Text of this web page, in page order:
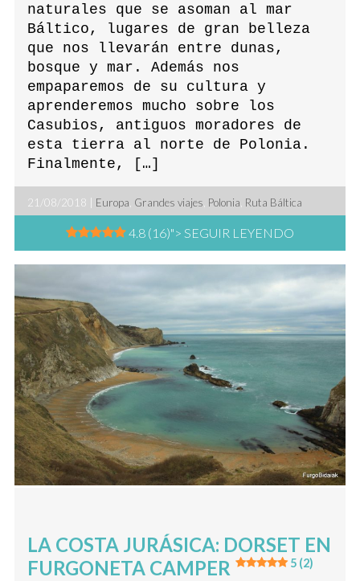
naturales que se asoman al mar
Báltico, lugares de gran belleza
que nos llevarán entre dunas,
bosque y mar. Además nos
empaparemos de su cultura y
aprenderemos mucho sobre los
Casubios, antiguos moradores de
esta tierra al norte de Polonia.
Finalmente, […]
21/08/2018 | Europa Grandes viajes Polonia Ruta Báltica
4.8 (16)"> SEGUIR LEYENDO
LA COSTA JURÁSICA: DORSET EN
FURGONETA CAMPER
5 (2)